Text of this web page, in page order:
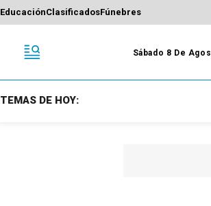
EducaciónClasificadosFúnebres
Sábado 8 De
TEMAS DE HOY: